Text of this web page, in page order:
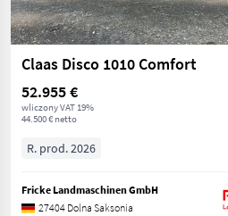
Claas Disco 1010 Comfort
52.955 €
wliczony VAT 19%
44.500 € netto
R. prod. 2026
Fricke Landmaschinen GmbH
27404 Dolna Saksonia